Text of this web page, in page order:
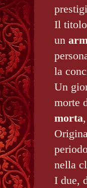
Il
un
la
Un
morte
morta
nella
I due,